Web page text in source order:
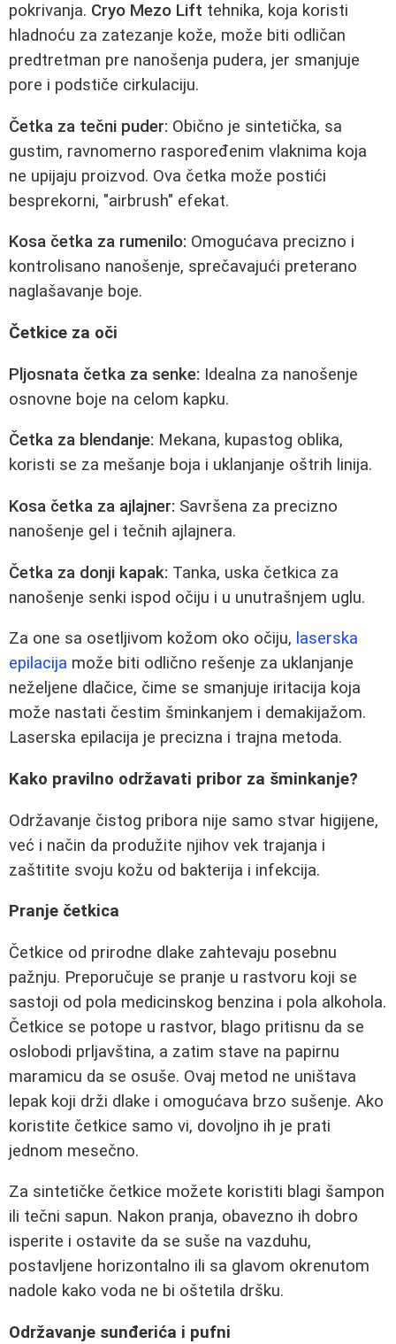
pokrivanja. Cryo Mezo Lift tehnika, koja koristi
hladnoću za zatezanje kože, može biti odličan
predtretman pre nanošenja pudera, jer smanjuje
pore i podstiče cirkulaciju.
Četka za tečni puder: Obično je sintetička, sa
gustim, ravnomerno raspoređenim vlaknima koja
ne upijaju proizvod. Ova četka može postići
besprekorni, "airbrush" efekat.
Kosa četka za rumenilo: Omogućava precizno i
kontrolisano nanošenje, sprečavajući preterano
naglašavanje boje.
Četkice za oči
Pljosnata četka za senke: Idealna za nanošenje
osnovne boje na celom kapku.
Četka za blendanje: Mekana, kupastog oblika,
koristi se za mešanje boja i uklanjanje oštrih linija.
Kosa četka za ajlajner: Savršena za precizno
nanošenje gel i tečnih ajlajnera.
Četka za donji kapak: Tanka, uska četkica za
nanošenje senki ispod očiju i u unutrašnjem uglu.
Za one sa osetljivom kožom oko očiju, laserska
epilacija može biti odlično rešenje za uklanjanje
neželjene dlačice, čime se smanjuje iritacija koja
može nastati čestim šminkanjem i demakijažom.
Laserska epilacija je precizna i trajna metoda.
Kako pravilno održavati pribor za šminkanje?
Održavanje čistog pribora nije samo stvar higijene,
već i način da produžite njihov vek trajanja i
zaštitite svoju kožu od bakterija i infekcija.
Pranje četkica
Četkice od prirodne dlake zahtevaju posebnu
pažnju. Preporučuje se pranje u rastvoru koji se
sastoji od pola medicinskog benzina i pola alkohola.
Četkice se potope u rastvor, blago pritisnu da se
oslobodi prljavština, a zatim stave na papirnu
maramicu da se osuše. Ovaj metod ne uništava
lepak koji drži dlake i omogućava brzo sušenje. Ako
koristite četkice samo vi, dovoljno ih je prati
jednom mesečno.
Za sintetičke četkice možete koristiti blagi šampon
ili tečni sapun. Nakon pranja, obavezno ih dobro
isperite i ostavite da se suše na vazduhu,
postavljene horizontalno ili sa glavom okrenutom
nadole kako voda ne bi oštetila dršku.
Održavanje sunđerića i pufni